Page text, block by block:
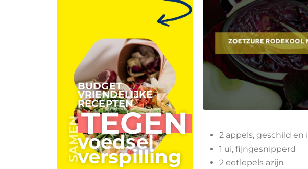
2 appels, geschild
1 ui, fijngesnipperd
2 eetlepels azijn
BUDGET
VRIENDELIJKE
RECEPTEN
SAMENTEGEN
voedsel
verspilling